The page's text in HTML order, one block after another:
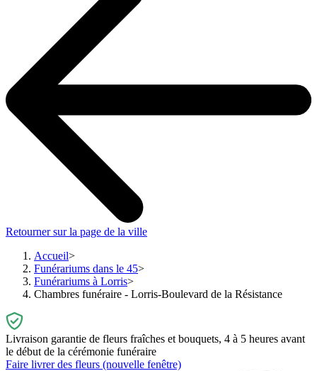
Retourner sur la page de la ville
Accueil
Funérariums dans le 45
Funérariums à Lorris
Chambres funéraire - Lorris-Boulevard de la Résistance
Livraison garantie de fleurs fraîches et bouquets, 4 à 5 heures avant
le début de la cérémonie funéraire
Faire livrer des fleurs (nouvelle fenêtre)